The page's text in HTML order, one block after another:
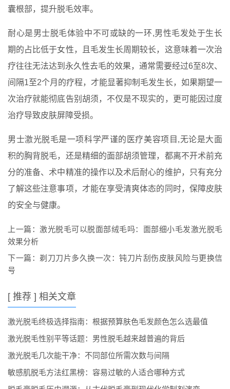
囊根部，提升脱毛效率。
耐心是男士脱毛体验中不可或缺的一环,男性毛发处于生长
期的占比低于女性，且毛发生长周期较长，这意味着一次治
疗往往无法达到永久性去毛的效果，通常需要经过6至8次、
间隔1至2个月的疗程，才能显著抑制毛发生长，如果期望一
次治疗就能彻底告别胡须，不仅是不现实的，更可能因过度
治疗导致皮肤屏障受损。
男士激光脱毛是一项科学严谨的医疗美容项目,无论是大面
积的胸背脱毛，还是精细的面部胡须管理，都离不开术前充
分的准备、术中精准的操作以及术后耐心的维护，只有充分
了解这些注意事项，才能在享受清爽体态的同时，保障皮肤
的安全与健康。
上一篇： 激光脱毛可以脱面部绒毛吗：面部细小毛发激光脱毛
效果分析
下一篇： 剃刀刀片多久换一次：钝刀片刮伤皮肤风险与更换信
号
[ 推荐 ] 相关文章
激光脱毛终极选择指南：根据预算肤色毛发颜色怎么选最值
激光脱毛性别平等话题：男性脱毛越来越普遍的背后
激光脱毛几次能干净：不同部位所需次数与间隔
敏感肌脱毛方法红黑榜：容易过敏的人适合哪种方式